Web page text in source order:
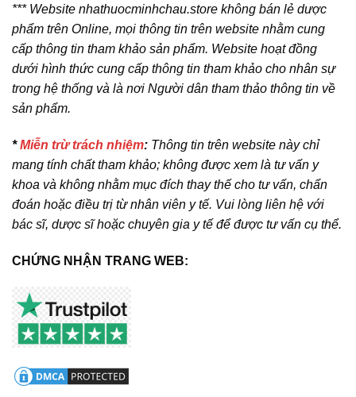
*** Website nhathuocminhchau.store không bán lẻ dược
phẩm trên Online, mọi thông tin trên website nhằm cung
cấp thông tin tham khảo sản phẩm. Website hoạt đồng
dưới hình thức cung cấp thông tin tham khảo cho nhân sự
trong hệ thống và là nơi Người dân tham thảo thông tin về
sản phẩm.
*Miễn trừ trách nhiệm: Thông tin trên website này chỉ
mang tính chất tham khảo; không được xem là tư vấn y
khoa và không nhằm mục đích thay thế cho tư vấn, chẩn
đoán hoặc điều trị từ nhân viên y tế. Vui lòng liên hệ với
bác sĩ, dược sĩ hoặc chuyên gia y tế để được tư vấn cụ thể.
CHỨNG NHẬN TRANG WEB: